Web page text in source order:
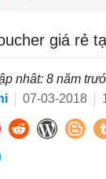
giá rẻ
nhât: 8 năm
07-03-2018